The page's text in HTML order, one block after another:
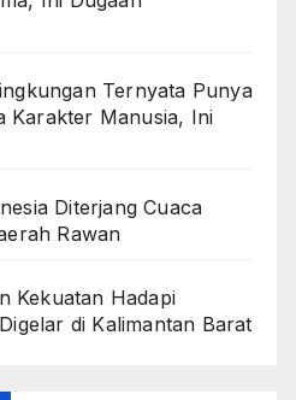
Ternyata Punya
Karakter Manusia, Ini
Diterjang Cuaca
Rawan
Kekuatan Hadapi
di Kalimantan Barat